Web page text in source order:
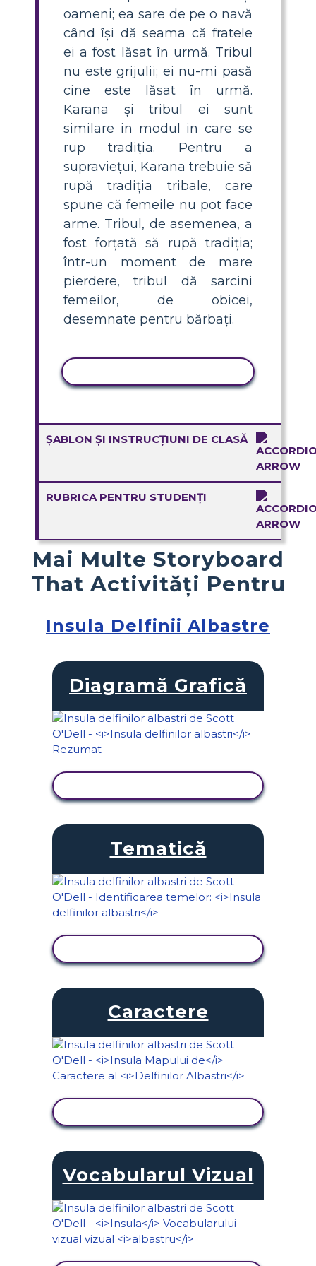
oameni; ea sare de pe o navă
când își dă seama că fratele
ei a fost lăsat în urmă. Tribul
nu este grijulii; ei nu-mi pasă
cine este lăsat în urmă.
Karana și tribul ei sunt
similare in modul in care se
rup tradiția. Pentru a
supraviețui, Karana trebuie să
rupă tradiția tribale, care
spune că femeile nu pot face
arme. Tribul, de asemenea, a
fost forțată să rupă tradiția;
într-un moment de mare
pierdere, tribul dă sarcini
femeilor, de obicei,
desemnate pentru bărbați.
ȘABLON ȘI INSTRUCȚIUNI DE CLASĂ
RUBRICA PENTRU STUDENȚI
Mai Multe Storyboard
That Activități Pentru
Insula Delfinii Albastre
Diagramă Grafică
Tematică
Caractere
Vocabularul Vizual